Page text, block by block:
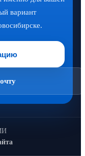
вариант